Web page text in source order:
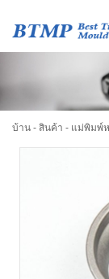
บ้าน - สินค้า - แม่พิมพ์